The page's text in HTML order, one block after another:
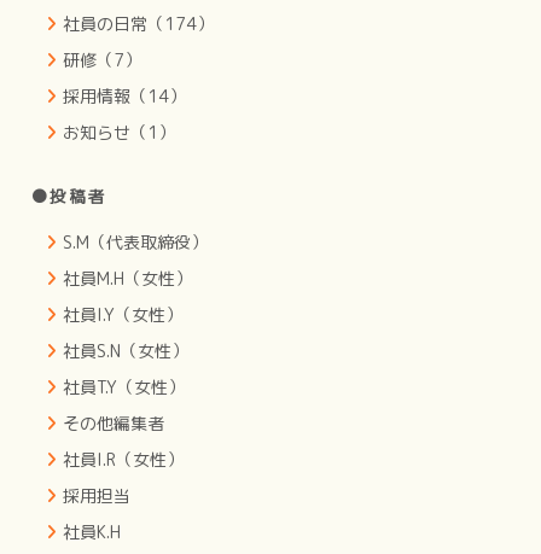
社員の日常（174）
研修（7）
採用情報（14）
お知らせ（1）
●投稿者
S.M（代表取締役）
社員M.H（女性）
社員I.Y（女性）
社員S.N（女性）
社員T.Y（女性）
その他編集者
社員I.R（女性）
採用担当
社員K.H